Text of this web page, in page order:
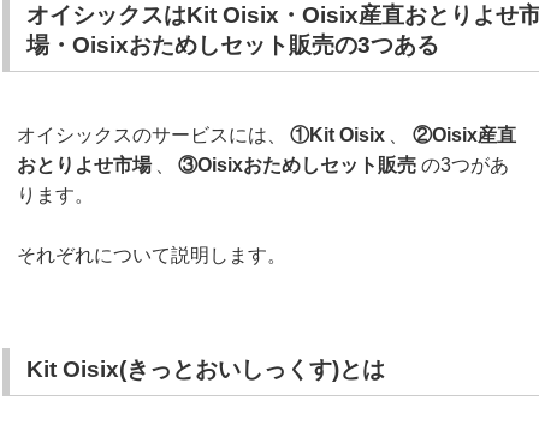
オイシックスはKit Oisix・Oisix産直おとりよせ
場・Oisixおためしセット販売の3つある
オイシックスのサービスには、 ①Kit Oisix
②Oisix産直
おとりよせ市場
③Oisixおためしセット販売 の3つがあ
ります。
それぞれについて説明します。
Kit Oisix(きっとおいしっくす)とは